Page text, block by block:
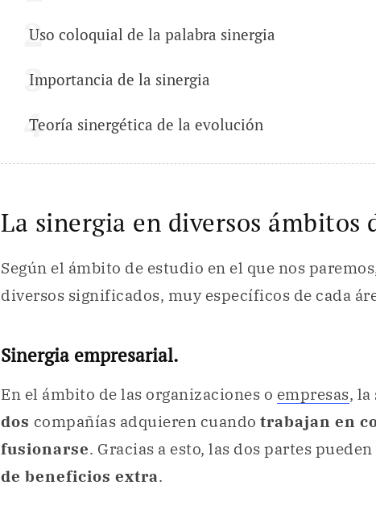
Uso coloquial de la palabra sinergia
Importancia de la sinergia
Teoría sinergética de la evolución
La sinergia en diversos ámbitos
Según el ámbito de estudio en el que nos
diversos significados, muy específicos de cada
Sinergia empresarial.
En el ámbito de las organizaciones o empresas, la
dos compañías adquieren cuando trabajan en
fusionarse. Gracias a esto, las dos partes pueden
de beneficios extra.